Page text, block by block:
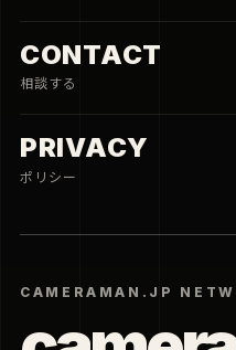
CAMERAMAN.JP
CONTACT
相談する
PRIVACY
ポリシー